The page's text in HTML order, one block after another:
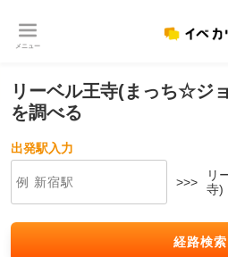
メニュー
リーベル王寺(まっち☆ジ
を調べる
出発駅入力
>>>
リ
寺)
経路検索